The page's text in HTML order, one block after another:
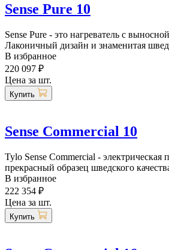
Sense Pure 10
Sense Pure - это нагреватель с
Лаконичный дизайн и знаменитая
В избранное
220 097 ₽
Цена за шт.
Купить
Sense Commercial 10
Tylo Sense Commercial - электрическая
прекрасный образец шведского
В избранное
222 354 ₽
Цена за шт.
Купить